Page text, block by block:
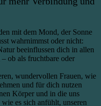
mit dem Mond, der Sonne
wahrnimmst oder nicht:
beeinflussen dich in allen
ob als fruchtbare oder
wundervollen Frauen, wie
und für dich nutzen
Körper und in die uns
es sich anfühlt, unseren